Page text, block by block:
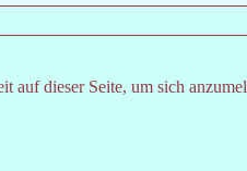
auf dieser Seite, um sich